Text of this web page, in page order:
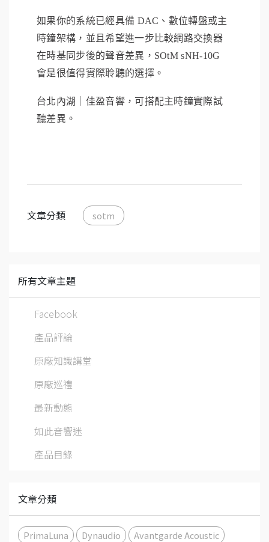
如果你的系統已經具備 DAC、數位轉盤或主
時鐘架構，並且希望進一步比較網路交換器
在時基同步後的聲音差異，SOtM sNH-10G
會是很值得實際聆聽的選擇。
台北內湖｜佳盈音響，可搭配主時鐘實際試
聽差異。
文章分類 sotm
所有文章主題
Facebook
產品評論
原廠知識講堂
原廠巡禮
最新動態
如此音響迷
產品目錄
文章分類
PrimaLuna Dynaudio
Avantgarde Acoustic